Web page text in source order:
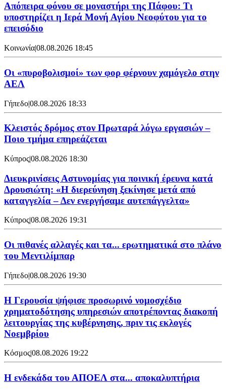
Απόπειρα φόνου σε μοναστήρι της Πάφου: Τι
υποστηρίζει η Ιερά Μονή Αγίου Νεοφύτου για το
επεισόδιο
Κοινωνία|08.08.2026 18:45
Οι «πυροβολισμοί» των φορ φέρνουν χαμόγελο στην
ΑΕΛ
Γήπεδο|08.08.2026 18:33
Κλειστός δρόμος στον Πρωταρά λόγω εργασιών –
Ποιο τμήμα επηρεάζεται
Κύπρος|08.08.2026 18:30
Διευκρινίσεις Αστυνομίας για ποινική έρευνα κατά
Δρουσιώτη: «Η διερεύνηση ξεκίνησε μετά από
καταγγελία – Δεν ενεργήσαμε αυτεπάγγελτα»
Κύπρος|08.08.2026 19:31
Οι πιθανές αλλαγές και τα... ερωτηματικά στο πλάνο
του Μεντιλίμπαρ
Γήπεδο|08.08.2026 19:30
Η Γερουσία ψήφισε προσωρινό νομοσχέδιο
χρηματοδότησης υπηρεσιών αποτρέποντας διακοπή
λειτουργίας της κυβέρνησης, πριν τις εκλογές
Νοεμβρίου
Κόσμος|08.08.2026 19:22
Η ενδεκάδα του ΑΠΟΕΛ στα... αποκαλυπτήρια